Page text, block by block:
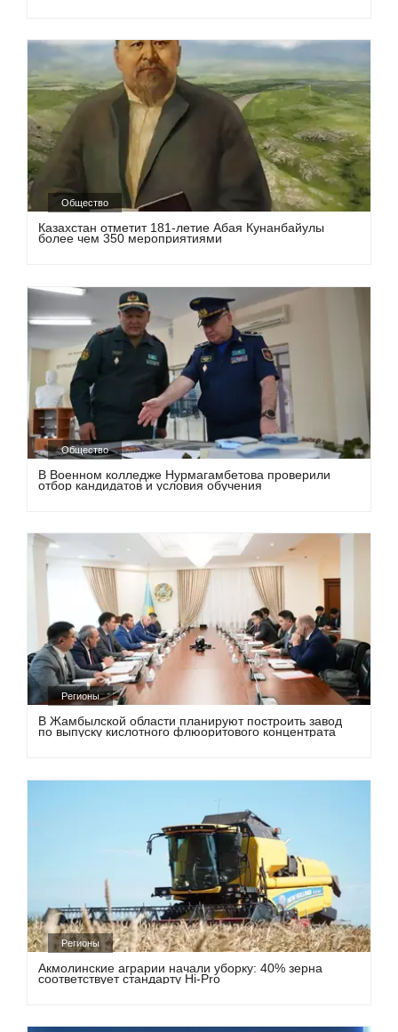
Общество
Казахстан отметит 181-летие Абая Кунанбайулы
более чем 350 мероприятиями
Общество
В Военном колледже Нурмагамбетова проверили
отбор кандидатов и условия обучения
Регионы
В Жамбылской области планируют построить завод
по выпуску кислотного флюоритового концентрата
Регионы
Акмолинские аграрии начали уборку: 40% зерна
соответствует стандарту Hi-Pro